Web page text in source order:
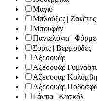
Μαγιό
Μπλούζες | Ζακέτες
Μπουφάν
Παντελόνια |
Σορτς | Βερμούδες
Αξεσουάρ
Αξεσουάρ
Αξεσουάρ
Αξεσουάρ
Γάντια | Κασκόλ